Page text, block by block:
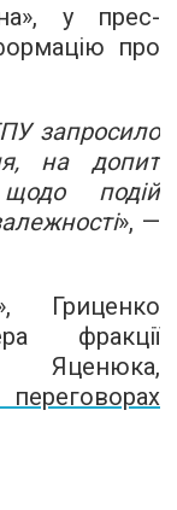
у прес-
про
запросило
на допит
подій
», —
Гриценко
фракції
Яценюка,